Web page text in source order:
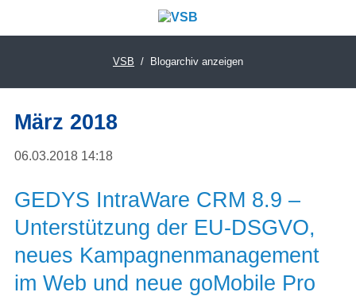
VSB Blogarchiv anzeigen
März 2018
06.03.2018 14:18
GEDYS IntraWare CRM 8.9 –
Unterstützung der EU-DSGVO,
neues Kampagnenmanagement
im Web und neue goMobile Pro